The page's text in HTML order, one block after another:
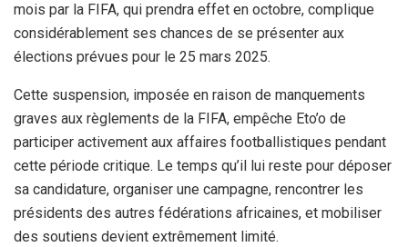
mois par la FIFA, qui prendra effet en octobre, complique
considérablement ses chances de se présenter aux
élections prévues pour le 25 mars 2025.
Cette suspension, imposée en raison de manquements
graves aux règlements de la FIFA, empêche Eto’o de
participer activement aux affaires footballistiques pendant
cette période critique. Le temps qu’il lui reste pour déposer
sa candidature, organiser une campagne, rencontrer les
présidents des autres fédérations africaines, et mobiliser
des soutiens devient extrêmement limité.